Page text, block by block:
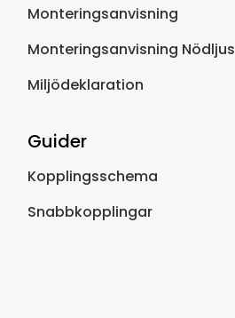
Monteringsanvisning
Monteringsanvisning Nödljus
Miljödeklaration
Guider
Kopplingsschema
Snabbkopplingar